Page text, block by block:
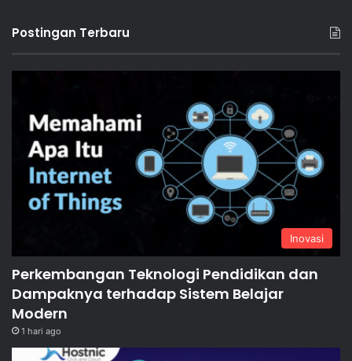
Postingan Terbaru
Inovasi
Perkembangan Teknologi Pendidikan dan
Dampaknya terhadap Sistem Belajar
Modern
1 hari ago